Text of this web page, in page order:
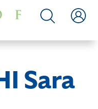
Sara